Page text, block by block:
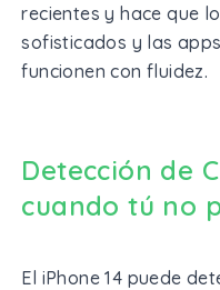
recientes y hace que
sofisticados y las
funcionen con fluidez.
Detección de
cuando tú no
El iPhone 14 puede